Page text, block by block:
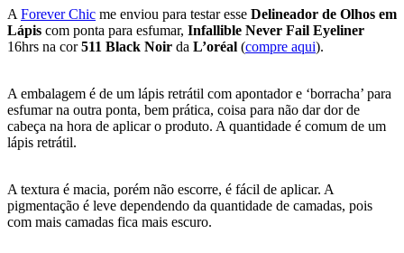
AForever Chic me enviou para testar esse Delineador de Olhos em
Lápis com ponta para esfumar, Infallible Never Fail Eyeliner
16hrs na cor511 Black Noir da L’oréal (compre aqui).
A embalagem é de um lápis retrátil com apontador e ‘borracha’ para
esfumar na outra ponta, bem prática, coisa para não dar dor de
cabeça na hora de aplicar o produto. A quantidade é comum de um
lápis retrátil.
A textura é macia, porém não escorre, é fácil de aplicar. A
pigmentação é leve dependendo da quantidade de camadas, pois
com mais camadas fica mais escuro.